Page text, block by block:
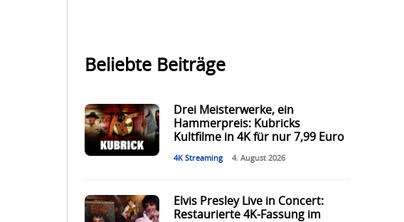
Beliebte Beiträge
Drei Meisterwerke, ein
Hammerpreis: Kubricks
Kultfilme in 4K für nur 7,99 Euro
4K Streaming 4. August 2026
Elvis Presley Live in Concert:
Restaurierte 4K-Fassung im